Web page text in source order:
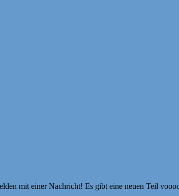
mit einer Nachricht! Es gibt eine neuen Teil